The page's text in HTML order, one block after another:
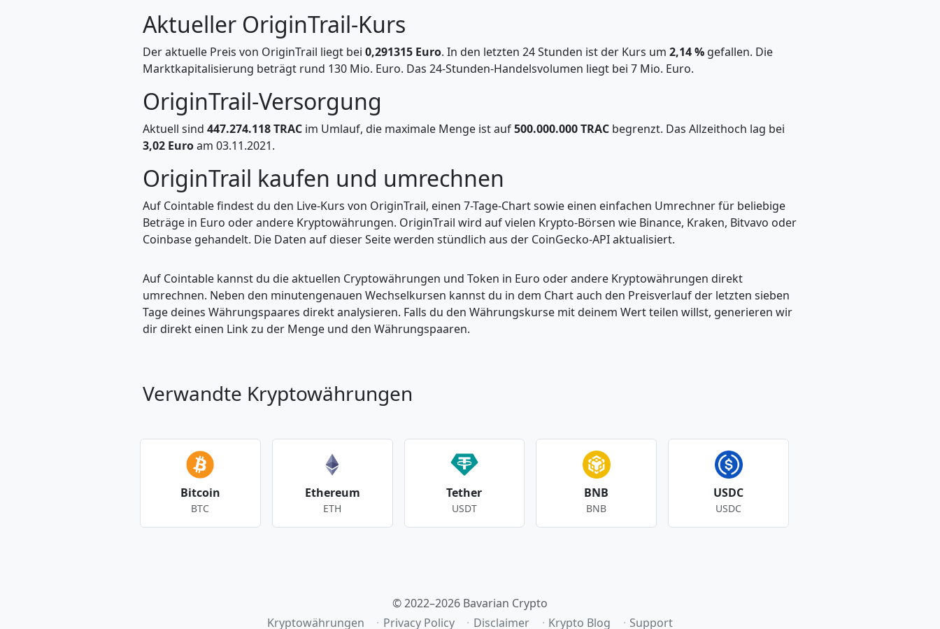
Aktueller OriginTrail-Kurs
Der aktuelle Preis von OriginTrail liegt bei 0,291315 Euro. In den letzten 24 Stunden ist der Kurs um 2,14 % gefallen. Die
Marktkapitalisierung beträgt rund 130 Mio. Euro. Das 24-Stunden-Handelsvolumen liegt bei 7 Mio. Euro.
OriginTrail-Versorgung
Aktuell sind 447.274.118 TRAC im Umlauf, die maximale Menge ist auf500.000.000 TRAC begrenzt. Das Allzeithoch lag bei
3,02 Euroam 03.11.2021.
OriginTrail kaufen und umrechnen
Auf Cointable findest du den Live-Kurs von OriginTrail, einen 7-Tage-Chart sowie einen einfachen Umrechner für beliebige
Beträge in Euro oder andere Kryptowährungen. OriginTrail wird auf vielen Krypto-Börsen wie Binance, Kraken, Bitvavo oder
Coinbase gehandelt. Die Daten auf dieser Seite werden stündlich aus der CoinGecko-API aktualisiert.
Auf Cointable kannst du die aktuellen Cryptowährungen und Token in Euro oder andere Kryptowährungen direkt
umrechnen. Neben den minutengenauen Wechselkursen kannst du in dem Chart auch den Preisverlauf der letzten sieben
Tage deines Währungspaares direkt analysieren. Falls du den Währungskurse mit deinem Wert teilen willst, generieren wir
dir direkt einen Link zu der Menge und den Währungspaaren.
Verwandte Kryptowährungen
Bitcoin
BTC
Ethereum
ETH
Tether
USDT
BNB
BNB
USDC
USDC
© 2022–2026 Bavarian Crypto
Kryptowährungen
Privacy Policy Disclaimer Krypto Blog Support